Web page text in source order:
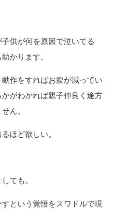
供が何を原因で泣いてる
かります。
作をすればお腹が減ってい
がわかれば親子仲良く途方
ん。
ほど欲しい。
ても。
という覚悟をスワドルで現